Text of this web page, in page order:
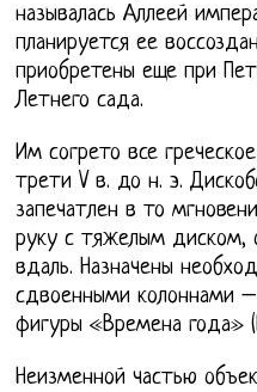
называлась Аллеей
планируется ее
приобретены еще при
Летнего сада.
Им согрето все
трети V в. до н. э.
запечатлен в то
руку с тяжелым диском,
вдаль. Назначены
сдвоенными колоннами –
фигуры «Времена года»
Неизменной частью